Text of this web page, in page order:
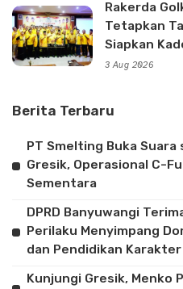
Rakerda
Tetapkan
Siapkan
3 Aug 2026
Berita Terbaru
PT Smelting Buka
Gresik, Operasional C-
Sementara
DPRD Banyuwangi
Perilaku Menyimpang
dan Pendidikan Karakter
Kunjungi Gresik, Menko